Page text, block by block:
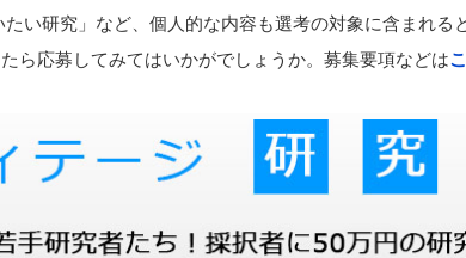
い研究」など、個人的な内容も選考の対象に含まれる
ら応募してみてはいかがでしょうか。募集要項などは